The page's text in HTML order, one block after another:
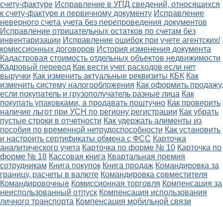
счету-фактуре Исправление в УПД сведений, относящихся
к счету-фактуре и первичному документу Исправление
неверного счета учета без перепроведения документов
Исправление отрицательных остатков по счетам без
инвентаризации Исправление ошибок при учете агентских/
комиссионных договоров История изменения документа
Кадастровая стоимость отдельных объектов недвижимости
Кадровый перевод Как вести учет расходов если нет
выручки Как изменить актуальные реквизиты КБК Как
изменить систему налогообложения Как оформить продажу,
если покупатель и грузополучатель разные лица Как
покупать упаковками, а продавать поштучно Как проверить
наличие льгот при УСН по региону регистрации Как убрать
пустые строки в отчетности Как удержать алименты из
пособия по временной нетрудоспособности Как установить
и настроить сертификаты обмена с ФСС Карточка
аналитического учета Карточка по форме № 10 Карточка по
форме № 18 Кассовая книга Квартальная премия
сотрудникам Книга покупок Книга продаж Командировка за
границу, расчеты в валюте Командировка совместителя
Командировочные Комиссионная торговля Компенсация за
неиспользованный отпуск Компенсация использования
личного транспорта Компенсация мобильной связи